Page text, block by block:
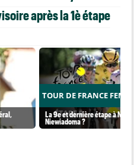
après la 1è étape
TOUR DE FRANCE
La 9e et dernière étape à
Niewiadoma ?